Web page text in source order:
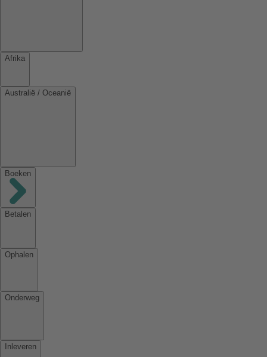
Afrika
Australië / Oceanië
Boeken
Betalen
Ophalen
Onderweg
Inleveren